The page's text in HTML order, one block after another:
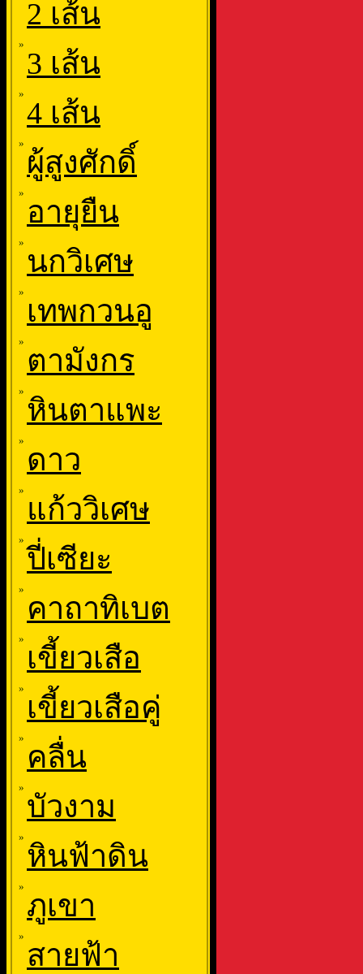
2 เส้น
»
3 เส้น
»
4 เส้น
»
ผู้สูงศักดิ์
»
อายุยืน
»
นกวิเศษ
»
เทพกวนอู
»
ตามังกร
»
หินตาแพะ
»
ดาว
»
แก้ววิเศษ
»
ปี่เซียะ
»
คาถาทิเบต
»
เขี้ยวเสือ
»
เขี้ยวเสือคู่
»
คลื่น
»
บัวงาม
»
หินฟ้าดิน
»
ภูเขา
»
สายฟ้า